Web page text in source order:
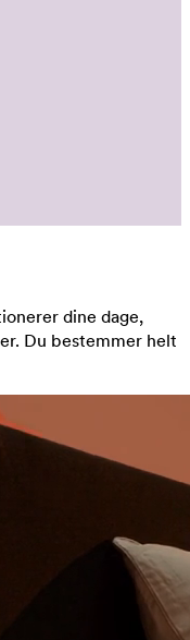
dine dage,
Du bestemmer helt